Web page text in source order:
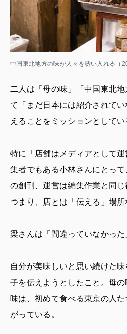
中国東北地方の味が人々を誘い入れる（
二人は「母の味」「中国東北
て「まだ日本には紹介されて
えることをミッションとしてい
特に「店舗はメディアとして
集者でもある小林さんにとっ
の創刊、運営は編集作業と同じ
つまり、店とは「伝える」場所
梁さんは「間違っていなかった
自分が美味しいと思い続けた
子を伝えようとしたこと。母
味は、初めて食べる東京の人
がっている。